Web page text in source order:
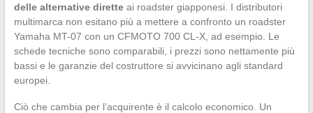
delle alternative diretteai roadster giapponesi. I distributori
multimarca non esitano più a mettere a confronto un roadster
Yamaha MT-07 con un CFMOTO 700 CL-X, ad esempio. Le
schede tecniche sono comparabili, i prezzi sono nettamente più
bassi e le garanzie del costruttore si avvicinano agli standard
europei.
Ciò che cambia per l’acquirente è il calcolo economico. Un